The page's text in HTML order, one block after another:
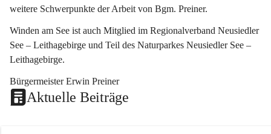
weitere Schwerpunkte der Arbeit von Bgm. Preiner.
Winden am See ist auch Mitglied im Regionalverband Neusiedler
See – Leithagebirge und Teil des Naturparkes Neusiedler See –
Leithagebirge.
Bürgermeister Erwin Preiner
Aktuelle Beiträge